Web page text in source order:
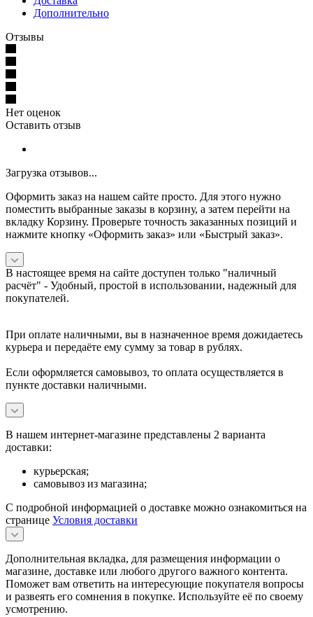
Дополнительно
Отзывы
Нет оценок
Оставить отзыв
Загрузка отзывов...
Оформить заказ на нашем сайте просто. Для этого нужно
поместить выбранные заказы в корзину, а затем перейти на
вкладку Корзину. Проверьте точность заказанных позиций и
нажмите кнопку «Оформить заказ» или «Быстрый заказ».
В настоящее время на сайте доступен только "наличный
расчёт" - Удобный, простой в использовании, надежный для
покупателей.
При оплате наличными, вы в назначенное время дожидаетесь
курьера и передаёте ему сумму за товар в рублях.
Если оформляется самовывоз, то оплата осуществляется в
пункте доставки наличными.
В нашем интернет-магазине представлены 2 варианта
доставки:
курьерская;
самовывоз из магазина;
С подробной информацией о доставке можно ознакомиться на
странице Условия доставки
Дополнительная вкладка, для размещения информации о
магазине, доставке или любого другого важного контента.
Поможет вам ответить на интересующие покупателя вопросы
и развеять его сомнения в покупке. Используйте её по своему
усмотрению.